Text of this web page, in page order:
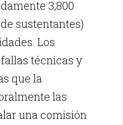
3,800
sustentantes)
Los
técnicas y
que la
las
una comisión